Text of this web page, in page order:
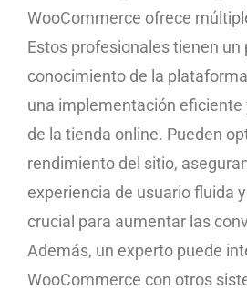
WooCommerce ofrece
Estos profesionales tienen un
conocimiento de la
una implementación eficiente
de la tienda online. Pueden
rendimiento del sitio,
experiencia de usuario fluida
crucial para aumentar las
Además, un experto puede
WooCommerce con otros